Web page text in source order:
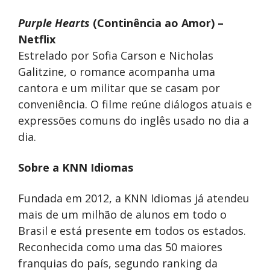
Purple Hearts (Continência ao Amor) –
Netflix
Estrelado por Sofia Carson e Nicholas
Galitzine, o romance acompanha uma
cantora e um militar que se casam por
conveniência. O filme reúne diálogos atuais e
expressões comuns do inglês usado no dia a
dia.
Sobre a KNN Idiomas
Fundada em 2012, a KNN Idiomas já atendeu
mais de um milhão de alunos em todo o
Brasil e está presente em todos os estados.
Reconhecida como uma das 50 maiores
franquias do país, segundo ranking da